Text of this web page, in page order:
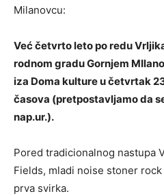
Milanovcu:
Već četvrto leto po redu
rodnom gradu Gornjem
iza Doma kulture u četvrtak
časova (pretpostavljamo da
nap.ur.).
Pored tradicionalnog nastupa
Fields, mladi noise stoner
prva svirka.